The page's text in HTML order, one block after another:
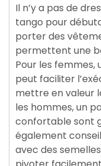
Il n’y a pas de
tango pour
porter des
permettent une
Pour les femmes,
peut faciliter
mettre en valeur
les hommes, un
confortable sont
également
avec des